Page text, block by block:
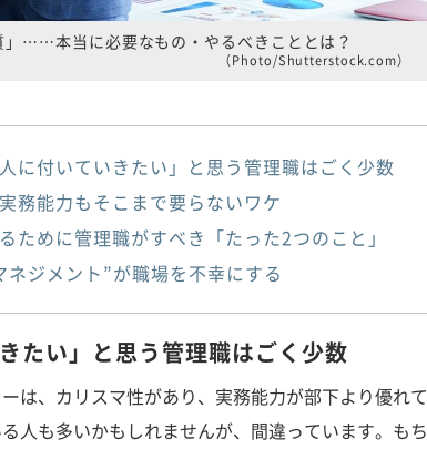
」……本当に必要なもの・やるべきこととは？
（Photo/Shutterstock.com）
に付いていきたい」と思う管理職はごく少数
務能力もそこまで要らないワケ
ために管理職がすべき「たった2つのこと」
ネジメント”が職場を不幸にする
たい」と思う管理職はごく少数
は、カリスマ性があり、実務能力が部下より優れて
も多いかもしれませんが、間違っています。もち